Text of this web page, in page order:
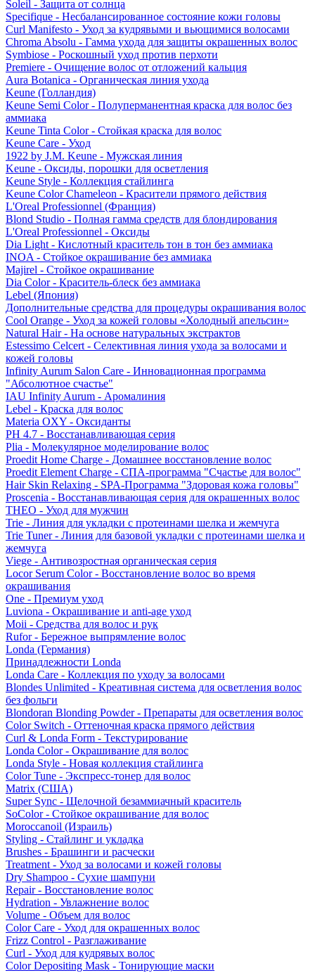
Soleil - Защита от солнца
Specifique - Несбалансированное состояние кожи головы
Curl Manifesto - Уход за кудрявыми и вьющимися волосами
Chroma Absolu - Гамма ухода для защиты окрашенных волос
Symbiose - Роскошный уход против перхоти
Premiere - Очищение волос от отложений кальция
Aura Botanica - Органическая линия ухода
Keune (Голландия)
Keune Semi Color - Полуперманентная краска для волос без
аммиака
Keune Tinta Color - Стойкая краска для волос
Keune Care - Уход
1922 by J.M. Keune - Мужская линия
Keune - Оксиды, порошки для осветления
Keune Style - Коллекция стайлинга
Keune Color Chameleon - Красители прямого действия
L'Oreal Professionnel (Франция)
Blond Studio - Полная гамма средств для блондирования
L'Oreal Professionnel - Оксиды
Dia Light - Кислотный краситель тон в тон без аммиака
INOA - Стойкое окрашивание без аммиака
Majirel - Стойкое окрашивание
Dia Color - Краситель-блеск без аммиака
Lebel (Япония)
Дополнительные средства для процедуры окрашивания волос
Cool Orange - Уход за кожей головы «Холодный апельсин»
Natural Hair - На основе натуральных экстрактов
Estessimo Celcert - Селективная линия ухода за волосами и
кожей головы
Infinity Aurum Salon Care - Инновационная программа
"Абсолютное счастье"
IAU Infinity Aurum - Аромалиния
Lebel - Краска для волос
Materia OXY - Оксиданты
PH 4.7 - Восстанавливающая серия
Plia - Молекулярное моделирование волос
Proedit Home Charge - Домашнее восстановление волос
Proedit Element Charge - СПА-программа "Счастье для волос"
Hair Skin Relaxing - SPA-Программа "Здоровая кожа головы"
Proscenia - Восстанавливающая серия для окрашенных волос
THEO - Уход для мужчин
Trie - Линия для укладки с протеинами шелка и жемчуга
Trie Tuner - Линия для базовой укладки с протеинами шелка и
жемчуга
Viege - Антивозростная органическая серия
Locor Serum Color - Восстановление волос во время
окрашивания
One - Премиум уход
Luviona - Окрашивание и anti-age уход
Moii - Средства для волос и рук
Rufor - Бережное выпрямление волос
Londa (Германия)
Принадлежности Londa
Londa Care - Коллекция по уходу за волосами
Blondes Unlimited - Креативная система для осветления волос
без фольги
Blondoran Blonding Powder - Препараты для осветления волос
Color Switch - Оттеночная краска прямого действия
Curl & Londa Form - Текстурирование
Londa Color - Окрашивание для волос
Londa Style - Новая коллекция стайлинга
Color Tune - Экспресс-тонер для волос
Matrix (США)
Super Sync - Щелочной безаммиачный краситель
SoColor - Стойкое окрашивание для волос
Moroccanoil (Израиль)
Styling - Стайлинг и укладка
Brushes - Брашинги и расчески
Treatment - Уход за волосами и кожей головы
Dry Shampoo - Сухие шампуни
Repair - Восстановление волос
Hydration - Увлажнение волос
Volume - Объем для волос
Color Care - Уход для окрашенных волос
Frizz Control - Разглаживание
Curl - Уход для кудрявых волос
Color Depositing Mask - Тонирующие маски